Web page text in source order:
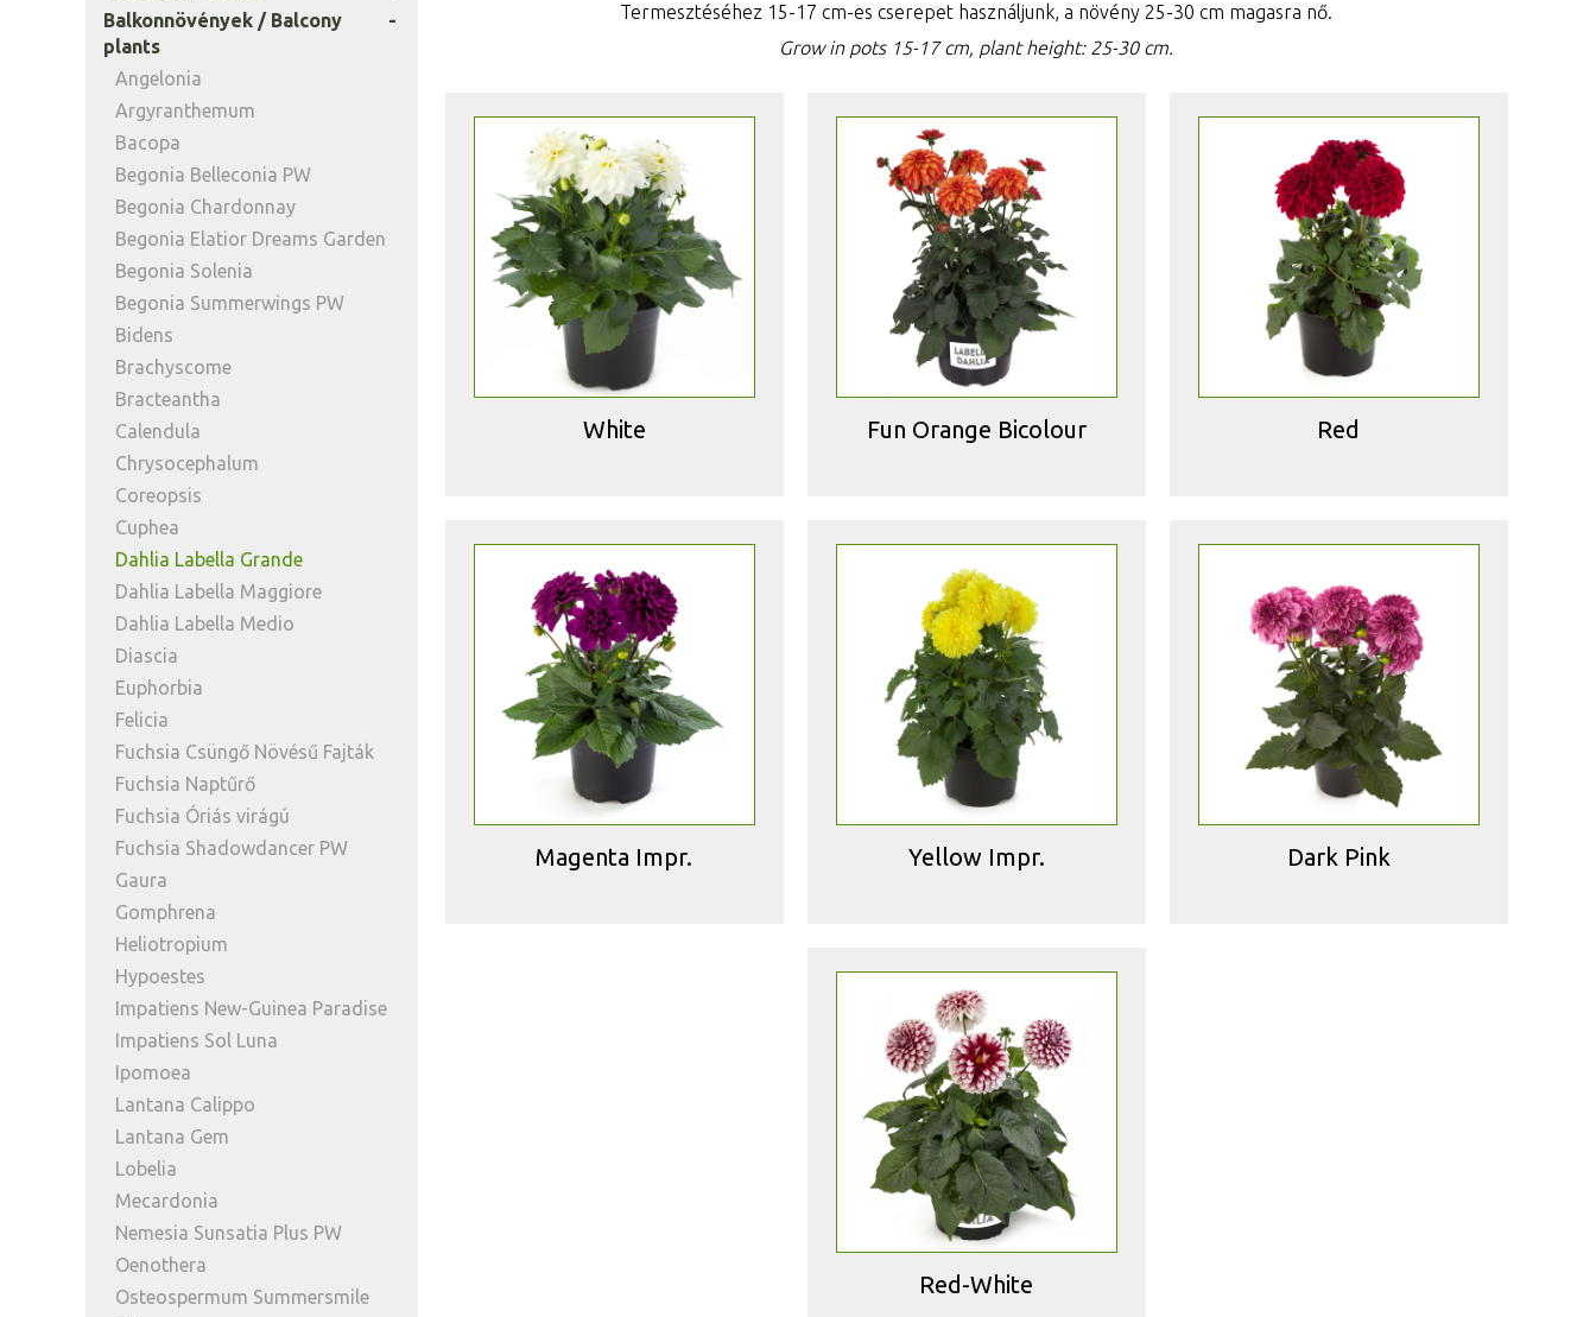
Balkonnövények / Balcony
plants
Angelonia
Argyranthemum
Bacopa
Begonia Belleconia PW
Begonia Chardonnay
Begonia Elatior Dreams Garden
Begonia Solenia
Begonia Summerwings PW
Bidens
Brachyscome
Bracteantha
Calendula
Chrysocephalum
Coreopsis
Cuphea
Dahlia Labella Grande
Dahlia Labella Maggiore
Dahlia Labella Medio
Diascia
Euphorbia
Felicia
Fuchsia Csüngő Növésű Fajták
Fuchsia Naptűrő
Fuchsia Óriás virágú
Fuchsia Shadowdancer PW
Gaura
Gomphrena
Heliotropium
Hypoestes
Impatiens New-Guinea Paradise
Impatiens Sol Luna
Ipomoea
Lantana Calippo
Lantana Gem
Lobelia
Mecardonia
Nemesia Sunsatia Plus PW
Oenothera
Osteospermum Summersmile
Termesztéséhez 15-17 cm-es cserepet használjunk, a növény 25-30 cm magasra nő.
Grow in pots 15-17 cm, plant height: 25-30 cm.
White Fun Orange Bicolour Red
Magenta Impr. Yellow Impr. Dark Pink
Red-White